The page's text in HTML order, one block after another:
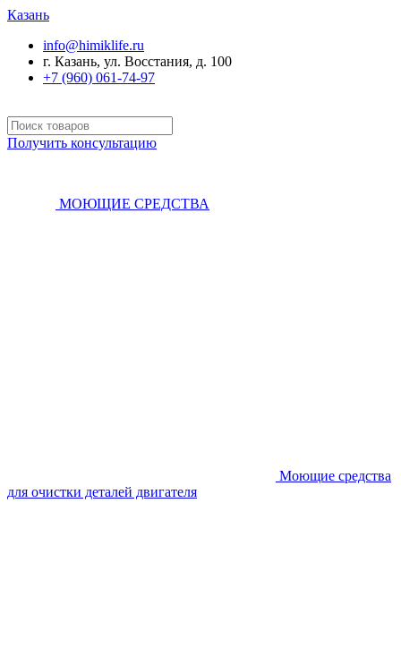
Казань
info@himiklife.ru
г. Казань, ул. Восстания, д. 100
+7 (960) 061-74-97
Получить консультацию
МОЮЩИЕ СРЕДСТВА
Моющие средства
для очистки деталей двигателя